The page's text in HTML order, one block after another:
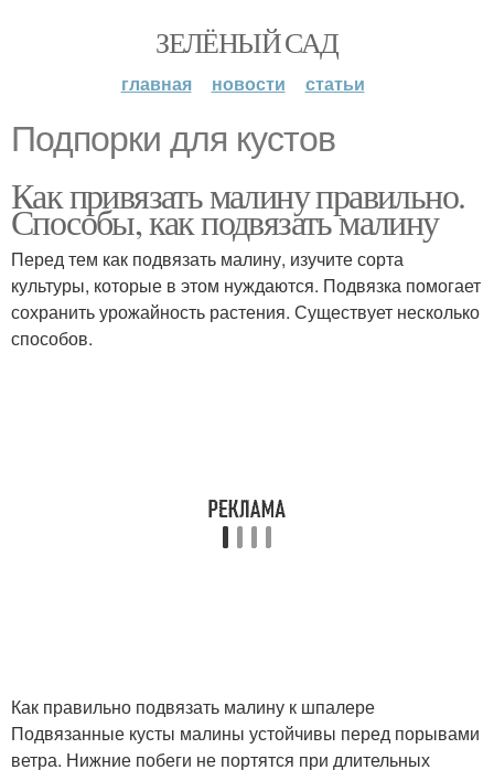
ЗЕЛЁНЫЙ САД
главная новости статьи
Подпорки для кустов
Как привязать малину правильно.
Способы, как подвязать малину
Перед тем как подвязать малину, изучите сорта
культуры, которые в этом нуждаются. Подвязка помогает
сохранить урожайность растения. Существует несколько
способов.
Как правильно подвязать малину к шпалере
Подвязанные кусты малины устойчивы перед порывами
ветра. Нижние побеги не портятся при длительных